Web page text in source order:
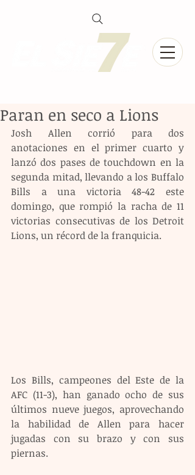
Paran en seco a Lions
Josh Allen corrió para dos
anotaciones en el primer cuarto y
lanzó dos pases de touchdown en la
segunda mitad, llevando a los Buffalo
Bills a una victoria 48-42 este
domingo, que rompió la racha de 11
victorias consecutivas de los Detroit
Lions, un récord de la franquicia.
Los Bills, campeones del Este de la
AFC (11-3), han ganado ocho de sus
últimos nueve juegos, aprovechando
la habilidad de Allen para hacer
jugadas con su brazo y con sus
piernas.